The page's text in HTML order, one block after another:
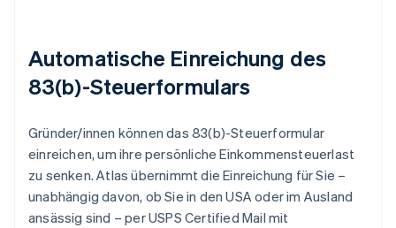
Automatische Einreichung des
83(b)-Steuerformulars
Gründer/innen können das 83(b)-Steuerformular
einreichen, um ihre persönliche Einkommensteuerlast
zu senken. Atlas übernimmt die Einreichung für Sie –
unabhängig davon, ob Sie in den USA oder im Ausland
ansässig sind – per USPS Certified Mail mit